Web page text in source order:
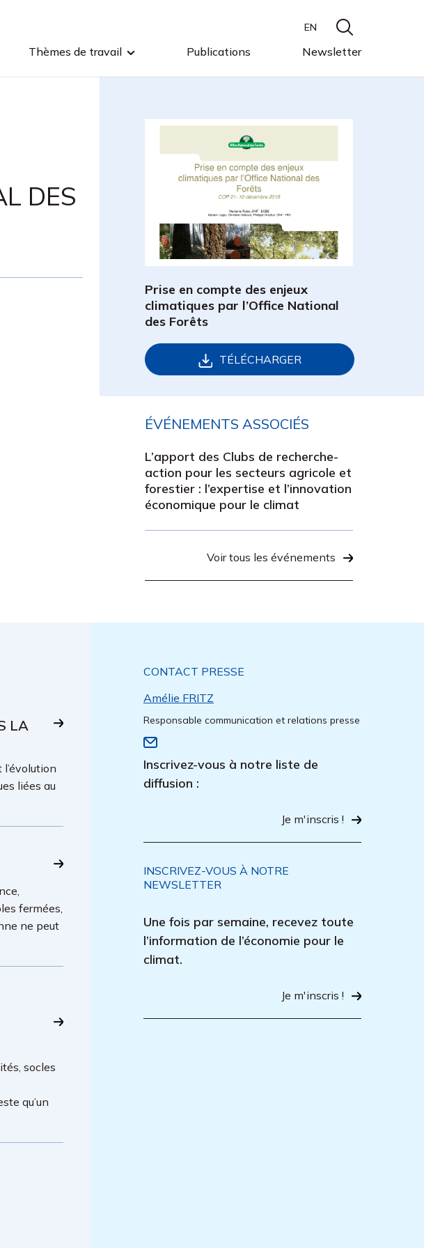
Thèmes de travail Publications Newsletter
EN
DES
Prise en compte des enjeux
climatiques par l’Office National
des Forêts
TÉLÉCHARGER
ÉVÉNEMENTS ASSOCIÉS
L’apport des Clubs de recherche-
action pour les secteurs agricole et
forestier : l’expertise et l’innovation
économique pour le climat
Voir tous les événements
LA
liées au
fermées,
ne peut
socles
qu’un
CONTACT PRESSE
Amélie FRITZ
Responsable communication et relations presse
Inscrivez-vous à notre liste de
diffusion :
Je m'inscris !
INSCRIVEZ-VOUS À NOTRE
NEWSLETTER
Une fois par semaine, recevez toute
l’information de l’économie pour le
climat.
Je m'inscris !